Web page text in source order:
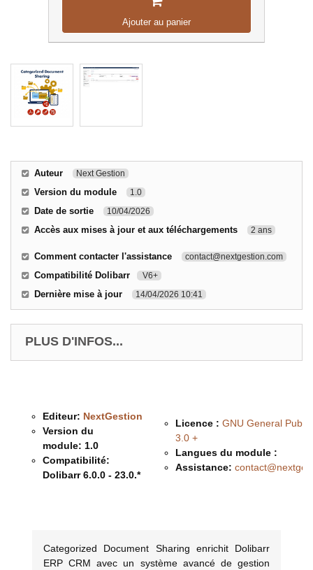
Ajouter au panier
Auteur Next Gestion
Version du module 1.0
Date de sortie 10/04/2026
Accès aux mises à jour et aux téléchargements 2 ans
Comment contacter l'assistance contact@nextgestion.com
Compatibilité Dolibarr V6+
Dernière mise à jour 14/04/2026 10:41
PLUS D'INFOS...
Editeur: NextGestion
Version du
module: 1.0
Compatibilité:
Dolibarr 6.0.0 - 23.0.*
Licence : GNU General
3.0 +
Langues du module :
Assistance:
Categorized Document Sharing enrichit Dolibarr
ERP CRM avec un système avancé de gestion